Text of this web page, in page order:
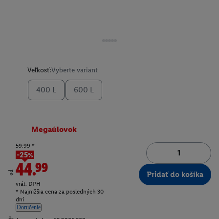
Veľkosť:Vyberte variant
400 L 600 L
Megaúlovok
od
59.99 *
-25%
44.99
vrát. DPH
* Najnižšia cena za posledných 30
dní
Doručenie
Pridať do košíka